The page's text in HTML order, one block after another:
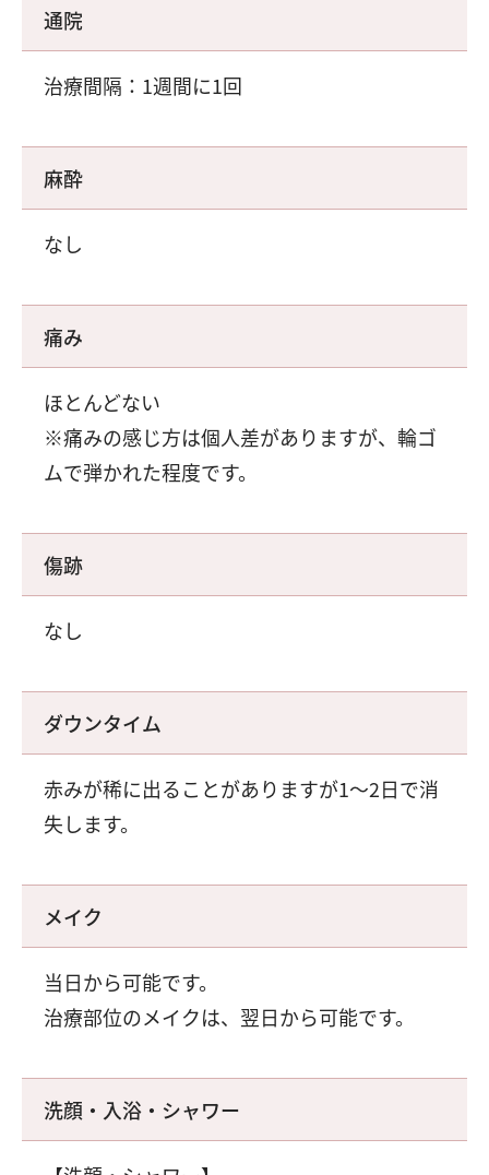
通院
治療間隔：1週間に1回
麻酔
なし
痛み
ほとんどない
※痛みの感じ方は個人差がありますが、輪ゴ
ムで弾かれた程度です。
傷跡
なし
ダウンタイム
赤みが稀に出ることがありますが1～2日で消
失します。
メイク
当日から可能です。
治療部位のメイクは、翌日から可能です。
洗顔・入浴・シャワー